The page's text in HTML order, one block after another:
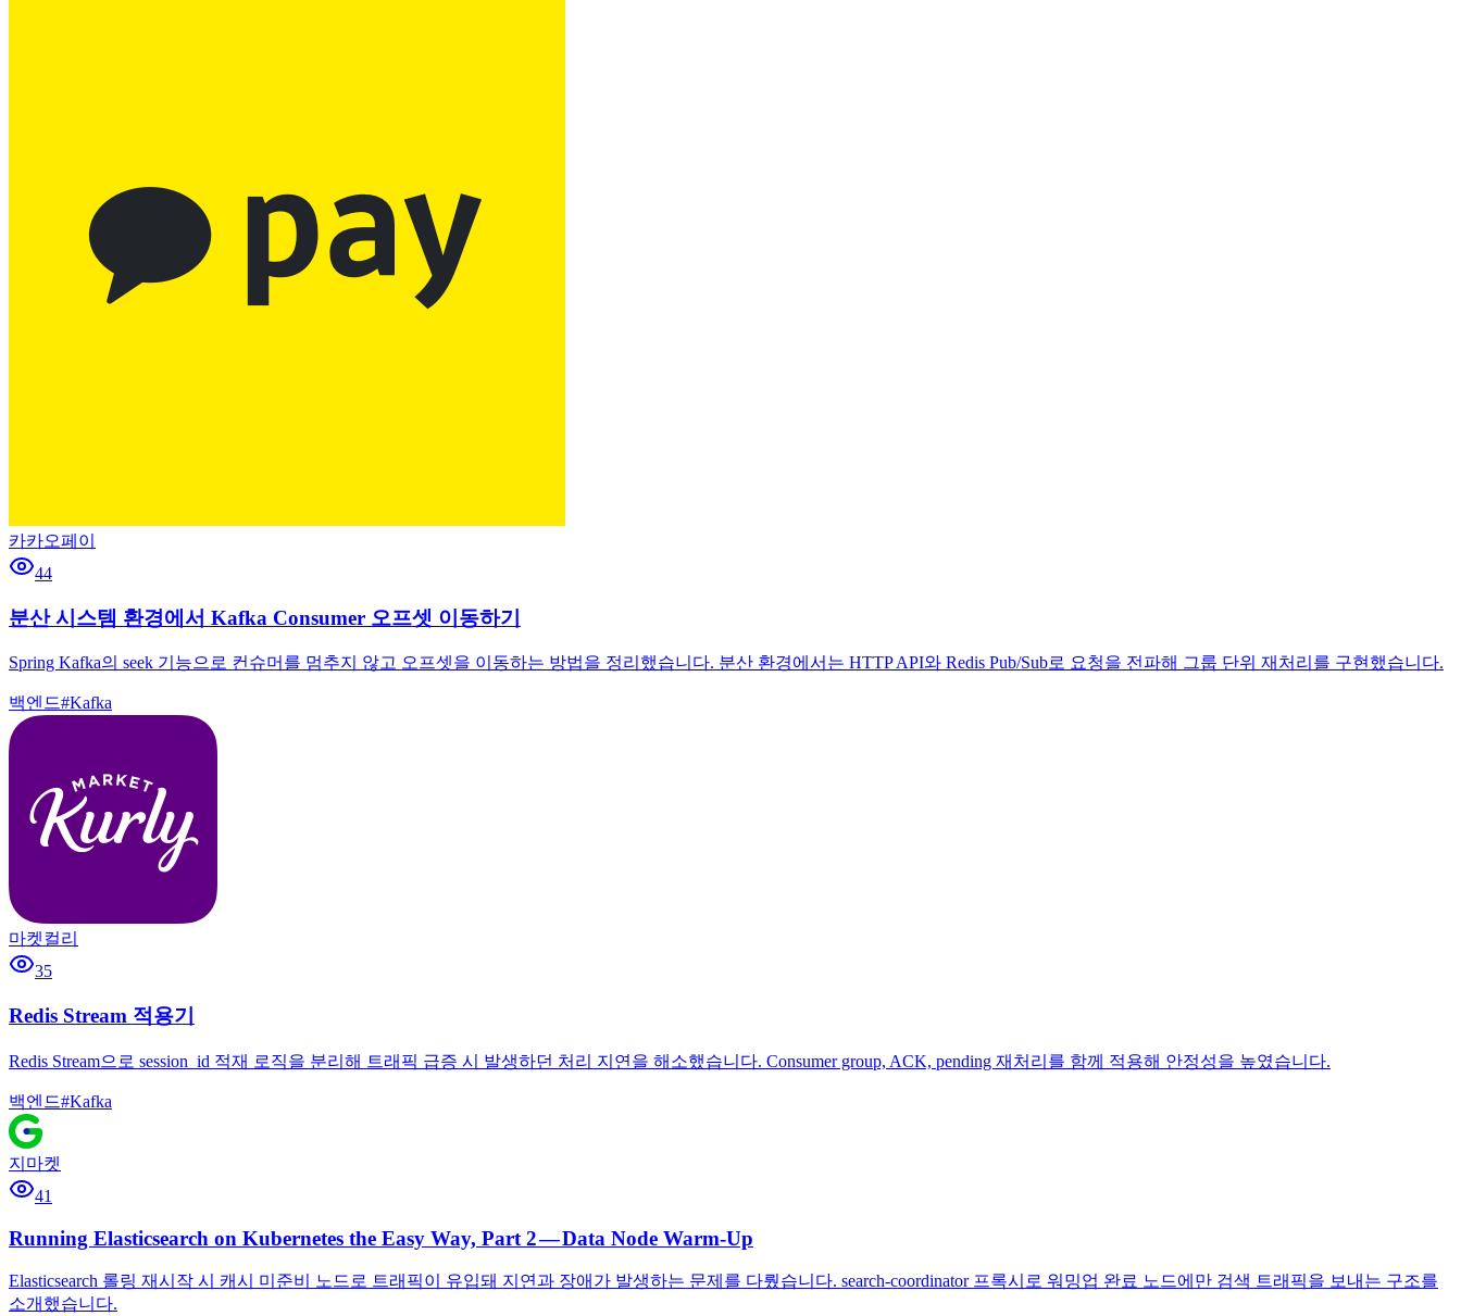
카카오페이
44
분산 시스템 환경에서 Kafka Consumer 오프셋 이동하기
Spring Kafka의 seek 기능으로 컨슈머를 멈추지 않고 오프셋을 이동하는 방법을 정리했습니다. 분산 환경에서는 HTTP API와 Redis Pub/Sub로 요청을 전파해 그룹 단위 재처리를 구현했습니다.
백엔드#Kafka
마켓컬리
35
Redis Stream 적용기
Redis Stream으로 session_id 적재 로직을 분리해 트래픽 급증 시 발생하던 처리 지연을 해소했습니다. Consumer group, ACK, pending 재처리를 함께 적용해 안정성을 높였습니다.
백엔드#Kafka
지마켓
41
Running Elasticsearch on Kubernetes the Easy Way, Part 2 — Data Node Warm-Up
Elasticsearch 롤링 재시작 시 캐시 미준비 노드로 트래픽이 유입돼 지연과 장애가 발생하는 문제를 다뤘습니다. search-coordinator 프록시로 워밍업 완료 노드에만 검색 트래픽을 보내는 구조를
소개했습니다.